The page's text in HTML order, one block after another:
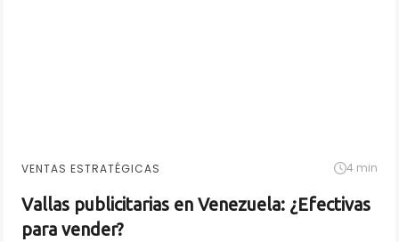
VENTAS ESTRATÉGICAS 4 min
Vallas publicitarias en Venezuela: ¿Efectivas
para vender?️